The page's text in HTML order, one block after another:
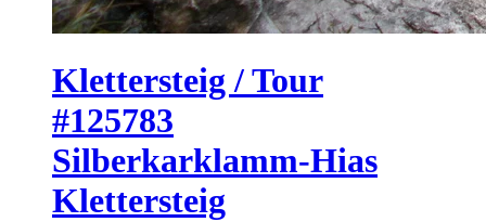
Klettersteig / Tour
#125783
Silberkarklamm-Hias
Klettersteig